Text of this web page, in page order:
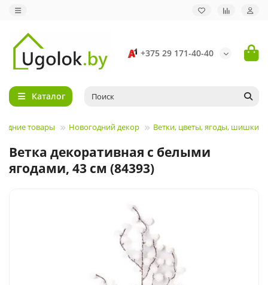
+375 29 171-40-40
Каталог
товары Новогодний декор Ветки, цветы, ягоды, шишки
Ветка декоративная c белыми
ягодами, 43 см (84393)